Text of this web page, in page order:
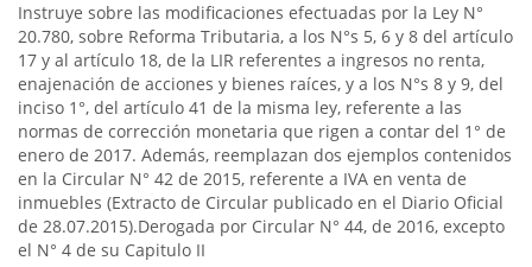
Instruye sobre las modificaciones efectuadas por la Ley N°
20.780, sobre Reforma Tributaria, a los N°s 5, 6 y 8 del artículo
17 y al artículo 18, de la LIR referentes a ingresos no renta,
enajenación de acciones y bienes raíces, y a los N°s 8 y 9, del
inciso 1°, del artículo 41 de la misma ley, referente a las
normas de corrección monetaria que rigen a contar del 1° de
enero de 2017. Además, reemplazan dos ejemplos contenidos
en la Circular N° 42 de 2015, referente a IVA en venta de
inmuebles (Extracto de Circular publicado en el Diario Oficial
de 28.07.2015).Derogada por Circular N° 44, de 2016, excepto
el N° 4 de su Capitulo II